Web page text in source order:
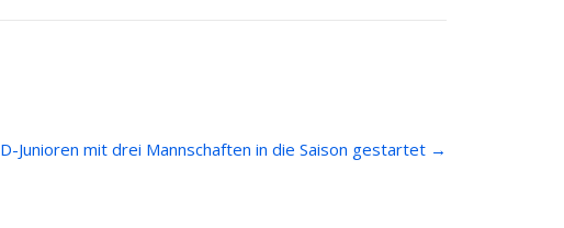
D-Junioren mit drei Mannschaften in die Saison gestartet →